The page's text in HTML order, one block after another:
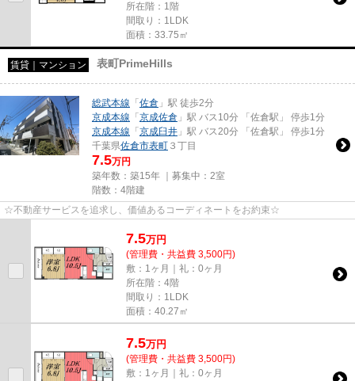
所在階：1階
間取り：1LDK
面積：33.75㎡
賃貸｜マンション 表町PrimeHills
総武本線 「 佐倉 」駅 徒歩2分
京成本線 「 京成佐倉 」駅 バス10分 「佐倉駅」 停歩1分
京成本線 「 京成臼井 」駅 バス20分 「佐倉駅」 停歩1分
千葉県佐倉市表町 ３丁目
7.5万円
築年数：築15年 ｜募集中： 2室
階数：4階建
☆不動産サービスを追求し、価値あるコーディネートをお約束☆
7.5万円
(管理費・共益費 3,500円)
敷：1ヶ月｜礼：0ヶ月
所在階：4階
間取り：1LDK
面積：40.27㎡
7.5万円
(管理費・共益費 3,500円)
敷：1ヶ月｜礼：0ヶ月